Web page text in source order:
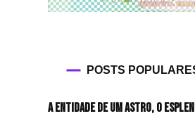
POSTS
A entidade de um astro, o